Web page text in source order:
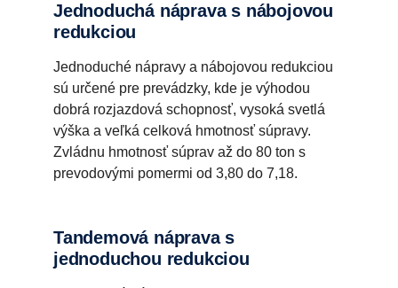
Jednoduchá náprava s nábojovou
redukciou
Jednoduché nápravy a nábojovou redukciou
sú určené pre prevádzky, kde je výhodou
dobrá rozjazdová schopnosť, vysoká svetlá
výška a veľká celková hmotnosť súpravy.
Zvládnu hmotnosť súprav až do 80 ton s
prevodovými pomermi od 3,80 do 7,18.
Tandemová náprava s
jednoduchou redukciou